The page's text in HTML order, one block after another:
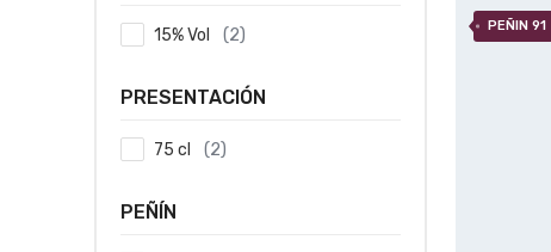
15% Vol (2)
PRESENTACIÓN
75 cl (2)
PEÑÍN
PEÑIN 91